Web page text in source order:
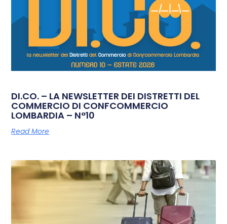
DI.CO. – LA NEWSLETTER DEI DISTRETTI DEL
COMMERCIO DI CONFCOMMERCIO
LOMBARDIA – N°10
Read More